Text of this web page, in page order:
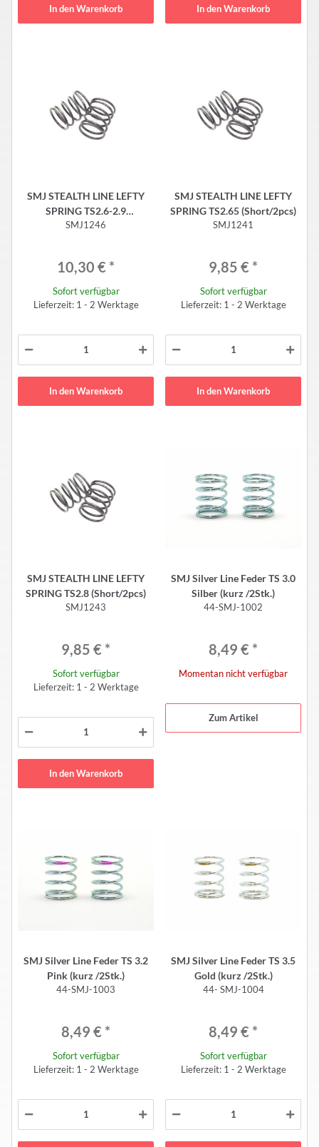
In den Warenkorb In den Warenkorb
SMJ STEALTH LINE LEFTY
SPRING TS2.6-2.9
(Short/2pcs)
SMJ1246
10,30 € *
Sofort verfügbar
Lieferzeit: 1 - 2 Werktage
In den Warenkorb
SMJ STEALTH LINE LEFTY
SPRING TS2.65 (Short/2pcs)
SMJ1241
9,85 € *
Sofort verfügbar
Lieferzeit: 1 - 2 Werktage
In den Warenkorb
SMJ STEALTH LINE LEFTY
SPRING TS2.8 (Short/2pcs)
SMJ1243
9,85 € *
Sofort verfügbar
Lieferzeit: 1 - 2 Werktage
In den Warenkorb
SMJ Silver Line Feder TS 3.0
Silber (kurz /2Stk.)
44-SMJ-1002
8,49 € *
Momentan nicht verfügbar
Zum Artikel
SMJ Silver Line Feder TS 3.2
Pink (kurz /2Stk.)
44-SMJ-1003
8,49 € *
Sofort verfügbar
Lieferzeit: 1 - 2 Werktage
SMJ Silver Line Feder TS 3.5
Gold (kurz /2Stk.)
44- SMJ-1004
8,49 € *
Sofort verfügbar
Lieferzeit: 1 - 2 Werktage